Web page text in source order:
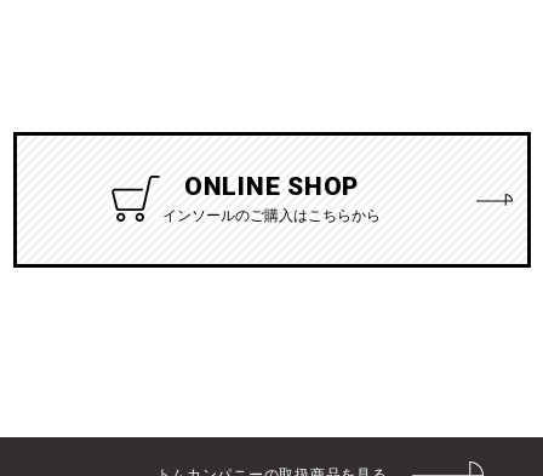
ONLINE SHOP
インソールのご購入はこちらから